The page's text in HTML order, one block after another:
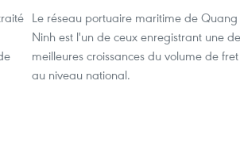
Le réseau portuaire maritime de Quang
Ninh est l'un de ceux enregistrant une
meilleures croissances du volume de fret
au niveau national.